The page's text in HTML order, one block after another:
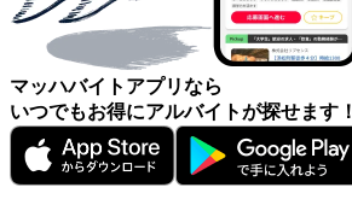
マッハバイトアプリなら
いつでもお得にアルバイトが探せます！